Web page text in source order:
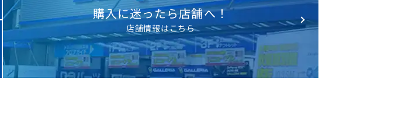
購入に迷ったら店舗へ！
店舗情報はこちら